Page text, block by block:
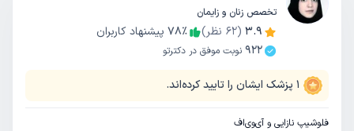
تخصص زنان و زایمان
3.9
(
62 نظر) 78٪
پیشنهاد کاربران
922 نوبت موفق در دکترتو
1 پزشک ایشان را تایید کرده‌اند.
فلوشیپ نازایی و آی‌وی‌اف